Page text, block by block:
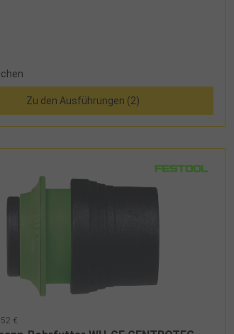
Zu den Ausführungen (2)
€